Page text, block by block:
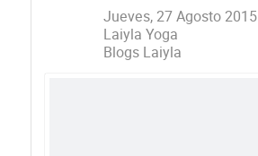
Jueves, 27 Agosto 2015
Laiyla Yoga
Blogs Laiyla